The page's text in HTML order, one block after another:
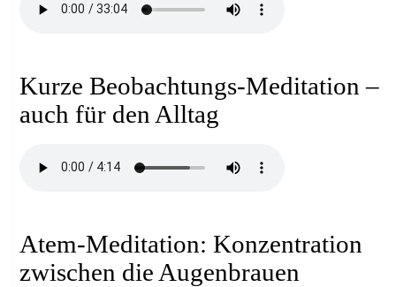
Kurze Beobachtungs-Meditation –
auch für den Alltag
Atem-Meditation: Konzentration
zwischen die Augenbrauen